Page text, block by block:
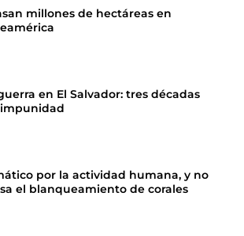
millones de hectáreas en
en El Salvador: tres décadas
por la actividad humana, y no
el blanqueamiento de corales